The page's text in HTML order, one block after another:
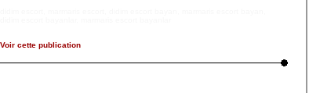
Voir cette publication